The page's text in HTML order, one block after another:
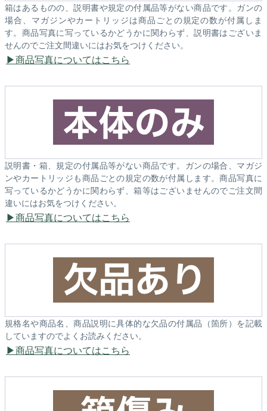
箱はあるものの、説明書や規定の付属品等がない商品です。ガンの
場合、マガジンやカートリッジは商品ごとの規定の数が付属しま
す。商品写真に写っているかどうかに関わらず、説明書はございま
せんのでご注文間違いにはお気をつけください。
商品写真についてはこちら
説明書・箱、規定の付属品等がない商品です。ガンの場合、マガジ
ンやカートリッジも商品ごとの規定の数が付属します。商品写真に
写っているかどうかに関わらず、箱等はございませんのでご注文間
違いにはお気をつけください。
商品写真についてはこちら
規格名や商品名、商品説明に具体的な欠品の付属品（箇所）を記載
していますのでよくお読みください。
商品写真についてはこちら